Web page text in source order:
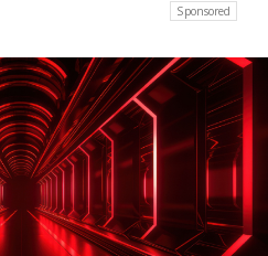
Sponsored